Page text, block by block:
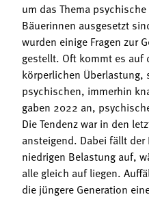
um das Thema
Bäuerinnen ausgesetzt
wurden einige Fragen zur
gestellt. Oft kommt es auf
körperlichen Überlastung,
psychischen, immerhin
gaben 2022 an,
Die Tendenz war in den
ansteigend. Dabei fällt
niedrigen Belastung auf,
alle gleich auf liegen.
die jüngere Generation